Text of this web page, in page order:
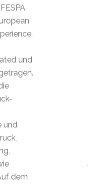
und
und
dem